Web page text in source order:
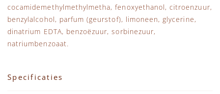
cocamidemethylmethylmetha, fenoxyethanol, citroenzuur,
benzylalcohol, parfum (geurstof), limoneen, glycerine,
dinatrium EDTA, benzoëzuur, sorbinezuur,
natriumbenzoaat.
Specificaties